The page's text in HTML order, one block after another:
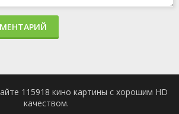
115918 кино картины с хорошим HD
качеством.